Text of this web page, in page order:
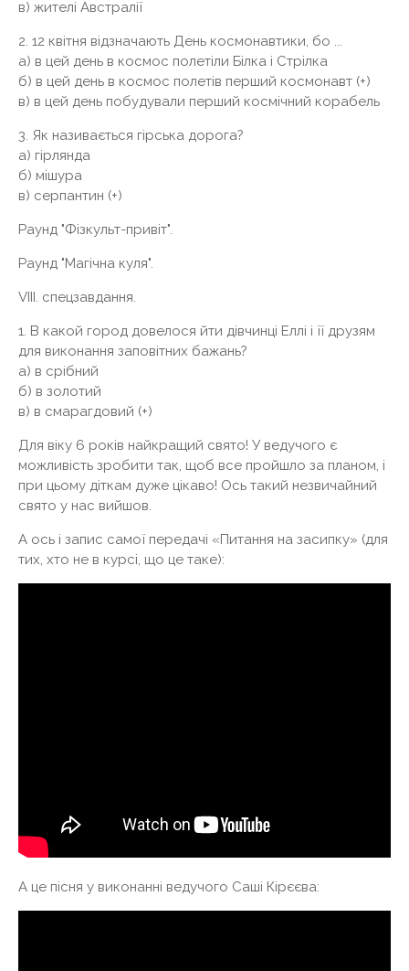
в) жителі Австралії
2. 12 квітня відзначають День космонавтики, бо ...
а) в цей день в космос полетіли Білка і Стрілка
б) в цей день в космос полетів перший космонавт (+)
в) в цей день побудували перший космічний корабель
3. Як називається гірська дорога?
а) гірлянда
б) мішура
в) серпантин (+)
Раунд "Фізкульт-привіт".
Раунд "Магічна куля".
VIII. спецзавдання.
1. В какой город довелося йти дівчинці Еллі і її друзям
для виконання заповітних бажань?
а) в срібний
б) в золотий
в) в смарагдовий (+)
Для віку 6 років найкращий свято! У ведучого є
можливість зробити так, щоб все пройшло за планом, і
при цьому діткам дуже цікаво! Ось такий незвичайний
свято у нас вийшов.
А ось і запис самої передачі «Питання на засипку» (для
тих, хто не в курсі, що це таке):
А це пісня у виконанні ведучого Саші Кірєєва: